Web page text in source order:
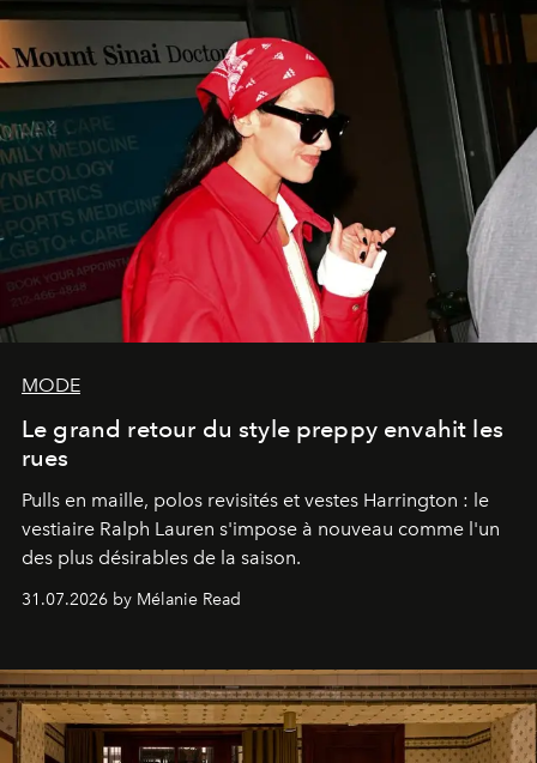
MODE
Le grand retour du style preppy envahit les
rues
Pulls en maille, polos revisités et vestes Harrington : le
vestiaire Ralph Lauren s'impose à nouveau comme l'un
des plus désirables de la saison.
31.07.2026 by Mélanie Read